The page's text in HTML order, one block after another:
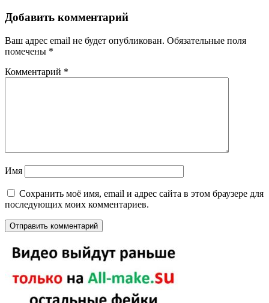
Добавить комментарий
Ваш адрес email не будет опубликован. Обязательные поля
помечены *
Комментарий *
Имя
Сохранить моё имя, email и адрес сайта в этом браузере для
последующих моих комментариев.